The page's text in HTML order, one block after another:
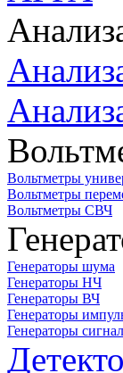
Вольтметры
Вольтметры
Вольтметры СВЧ
Генераторы шума
Генераторы НЧ
Генераторы ВЧ
Генераторы
Генераторы